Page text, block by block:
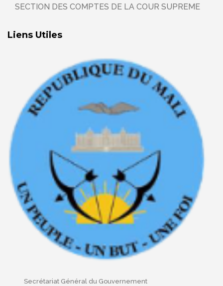
SECTION DES COMPTES DE LA COUR SUPREME
Liens Utiles
Secrétariat Général du Gouvernement